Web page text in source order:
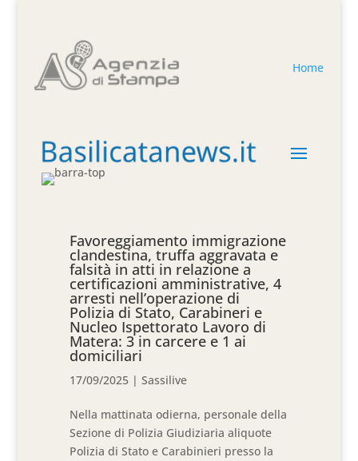
Home
Favoreggiamento immigrazione
clandestina, truffa aggravata e
falsità in atti in relazione a
certificazioni amministrative, 4
arresti nell’operazione di
Polizia di Stato, Carabineri e
Nucleo Ispettorato Lavoro di
Matera: 3 in carcere e 1 ai
domiciliari
17/09/2025 |Sassilive
Nella mattinata odierna, personale della
Sezione di Polizia Giudiziaria aliquote
Polizia di Stato e Carabinieri presso la